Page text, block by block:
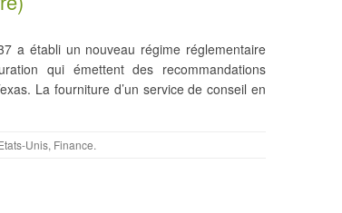
a établi un nouveau régime réglementaire
qui émettent des recommandations
La fourniture d’un service de conseil en
Unis, Finance.